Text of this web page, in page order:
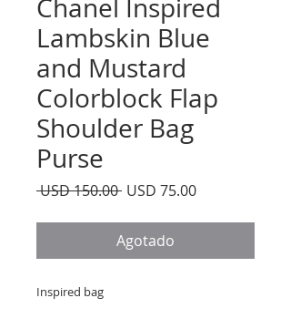
Chanel Inspired
Lambskin Blue
and Mustard
Colorblock Flap
Shoulder Bag
Purse
USD 150.00 Precio
USD 75.00Precio
Agotado
Inspired bag